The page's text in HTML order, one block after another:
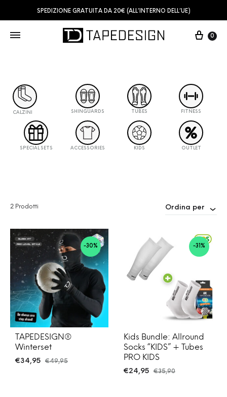
SPEDIZIONE GRATUITA DA 20€ (ALL’INTERNO DELL’UE)
0
2 Prodotti Ordina per
-30%
TAPEDESIGN®
Winterset
€34,95 €49,95
-31%
Kids Bundle: Allround
Socks “KIDS” + Tubes
PRO KIDS
€24,95 €35,90
CALZINI SHINGUARDS TUBES FITNESS
SPECIAL SETS ACCESSORIES KIDS OUTLET